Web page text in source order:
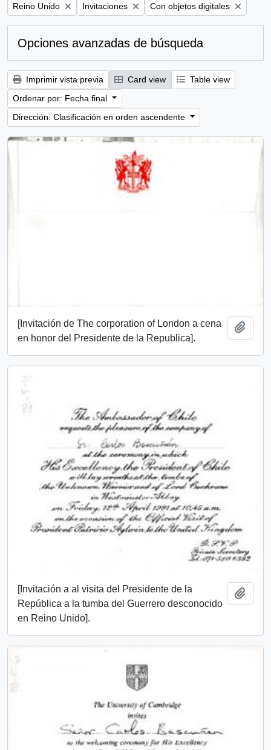
Remove filter:
Reino Unido Remove filter:
Invitaciones Remove filter:
Con objetos digitales
Opciones avanzadas de búsqueda
Imprimir vista previa Card view
Table view
Ordenar por: Fecha final
Dirección: Clasificación en orden ascendente
[Invitación de The corporation of London a cena
en honor del Presidente de la Republica].
[Invitación a al visita del Presidente de la
República a la tumba del Guerrero desconocido
en Reino Unido].